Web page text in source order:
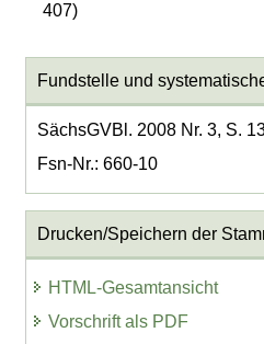
407)
Fundstelle und
SächsGVBl. 2008 Nr. 3, S.
Fsn-Nr.: 660-10
Drucken/Speichern der
HTML-Gesamtansicht
Vorschrift als PDF